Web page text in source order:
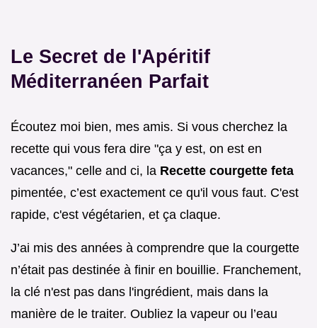
Le Secret de l'Apéritif
Méditerranéen Parfait
Écoutez moi bien, mes amis. Si vous cherchez la
recette qui vous fera dire "ça y est, on est en
vacances," celle and ci, la Recette courgette feta
pimentée, c’est exactement ce qu'il vous faut. C'est
rapide, c'est végétarien, et ça claque.
J’ai mis des années à comprendre que la courgette
n’était pas destinée à finir en bouillie. Franchement,
la clé n'est pas dans l'ingrédient, mais dans la
manière de le traiter. Oubliez la vapeur ou l’eau